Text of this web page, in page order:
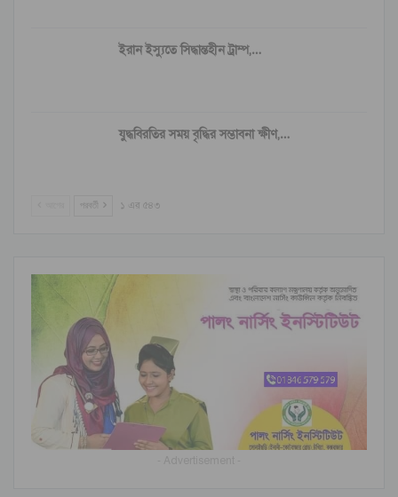
ইরান ইস্যুতে সিদ্ধান্তহীন ট্রাম্প,…
যুদ্ধবিরতির সময় বৃদ্ধির সম্ভাবনা ক্ষীণ,…
পরবর্তী ১ এর ৫৪৩